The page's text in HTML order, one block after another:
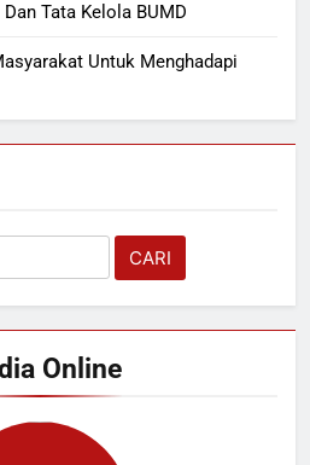
Tata Kelola BUMD
Untuk Menghadapi
Online